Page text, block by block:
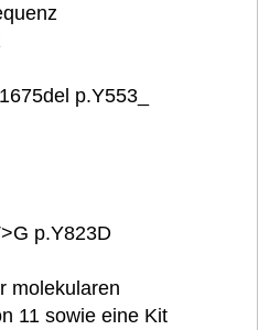
p.Y553_
p.Y823D
molekularen
11 sowie eine Kit